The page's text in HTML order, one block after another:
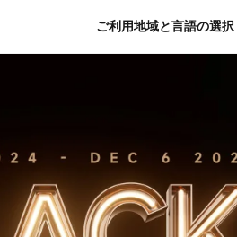
ご利用地域と言語の選択
公式(日本)